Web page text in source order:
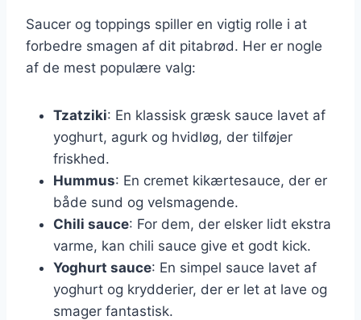
Saucer og toppings spiller en vigtig rolle i at
forbedre smagen af dit pitabrød. Her er nogle
af de mest populære valg:
Tzatziki: En klassisk græsk sauce lavet af
yoghurt, agurk og hvidløg, der tilføjer
friskhed.
Hummus: En cremet kikærtesauce, der er
både sund og velsmagende.
Chili sauce: For dem, der elsker lidt ekstra
varme, kan chili sauce give et godt kick.
Yoghurt sauce: En simpel sauce lavet af
yoghurt og krydderier, der er let at lave og
smager fantastisk.